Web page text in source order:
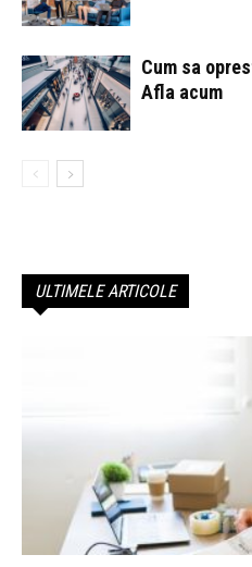
Cum sa
Afla acum
ULTIMELE ARTICOLE